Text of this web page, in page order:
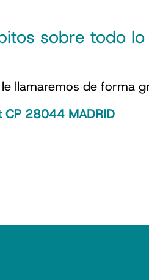
sobre todo
llamaremos de forma
CP 28044 MADRID